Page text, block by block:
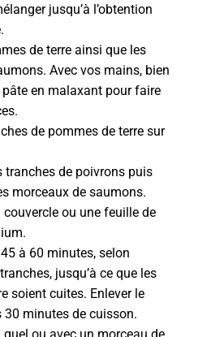
jusqu’à l’obtention
de terre ainsi que les
Avec vos mains, bien
en malaxant pour faire
de pommes de terre sur
tranches de poivrons puis
morceaux de saumons.
couvercle ou une feuille de
à 60 minutes, selon
jusqu’à ce que les
soient cuites. Enlever le
30 minutes de cuisson.
ou avec un morceau de